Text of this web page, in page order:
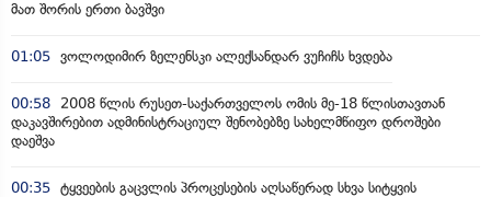
მათ შორის ერთი ბავშვი
01:05 ვოლოდიმირ ზელენსკი ალექსანდარ ვუჩიჩს ხვდება
00:58
2008 წლის რუსეთ-საქართველოს ომის მე-18 წლისთავთან
დაკავშირებით ადმინისტრაციულ შენობებზე სახელმწიფო დროშები
დაეშვა
00:35 ტყვეების გაცვლის პროცესების აღსაწერად სხვა სიტყვის